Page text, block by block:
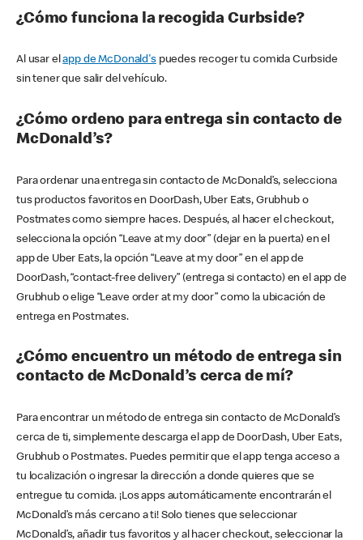
¿Cómo funciona la recogida Curbside?
Al usar elapp de McDonald'spuedes recoger tu comida Curbside
sin tener que salir del vehículo.
¿Cómo ordeno para entrega sin contacto de
McDonald’s?
Para ordenar una entrega sin contacto de McDonald’s, selecciona
tus productos favoritos en DoorDash, Uber Eats, Grubhub o
Postmates como siempre haces. Después, al hacer el checkout,
selecciona la opción “Leave at my door” (dejar en la puerta) en el
app de Uber Eats, la opción “Leave at my door” en el app de
DoorDash, “contact-free delivery” (entrega si contacto) en el app de
Grubhub o elige “Leave order at my door” como la ubicación de
entrega en Postmates.
¿Cómo encuentro un método de entrega sin
contacto de McDonald’s cerca de mí?
Para encontrar un método de entrega sin contacto de McDonald’s
cerca de ti, simplemente descarga el app de DoorDash, Uber Eats,
Grubhub o Postmates. Puedes permitir que el app tenga acceso a
tu localización o ingresar la dirección a donde quieres que se
entregue tu comida. ¡Los apps automáticamente encontrarán el
McDonald’s más cercano a ti! Solo tienes que seleccionar
McDonald’s, añadir tus favoritos y al hacer checkout, seleccionar la